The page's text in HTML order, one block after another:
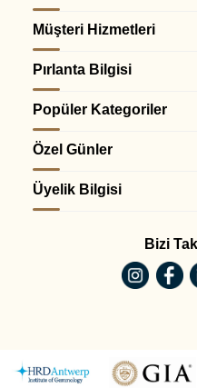
Müşteri Hizmetleri
Pırlanta Bilgisi
Popüler Kategoriler
Özel Günler
Üyelik Bilgisi
Bizi